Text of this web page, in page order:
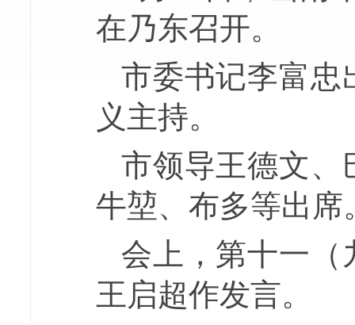
在乃东召开。
市委书记李富忠
义主持。
市领导王德文、
牛堃、布多等出席
会上，第十一（
王启超作发言。